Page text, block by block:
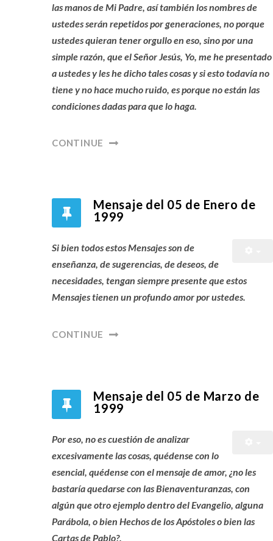
las manos de Mi Padre, así también los nombres de
ustedes serán repetidos por generaciones, no porque
ustedes quieran tener orgullo en eso, sino por una
simple razón, que el Señor Jesús, Yo, me he presentado
a ustedes y les he dicho tales cosas y si esto todavía no
tiene y no hace mucho ruido, es porque no están las
condiciones dadas para que lo haga.
CONTINUE
Mensaje del 05 de Enero de
1999
Si bien todos estos Mensajes son de
enseñanza, de sugerencias, de deseos, de
necesidades, tengan siempre presente que estos
Mensajes tienen un profundo amor por ustedes.
CONTINUE
Mensaje del 05 de Marzo de
1999
Por eso, no es cuestión de analizar
excesivamente las cosas, quédense con lo
esencial, quédense con el mensaje de amor, ¿no les
bastaría quedarse con las Bienaventuranzas, con
algún que otro ejemplo dentro del Evangelio, alguna
Parábola, o bien Hechos de los Apóstoles o bien las
Cartas de Pablo?.